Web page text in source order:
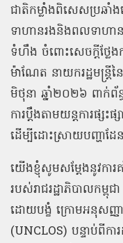
ជាតិកម្លាំងពិសេសប្រឆាំ
ទាហានរងនិងពលទាហ
ទំហឹង ចំពោះសេចក្តីថ្លែ
ម៉ាណែត នាយករដ្ឋមន្ត្រីន
មិថុនា ឆ្នាំ២០២៦ ពាក់ព័ន្
ការប្តឹងតាមយន្តការផ្ស
ដើម្បីដោះស្រាយបញ្ហាដ
យើងខ្ញុំសូមសម្តែងនូវក
របស់រាជរដ្ឋាភិបាលកម្ពុជ
ដោយបង្ខំ ក្រោមអនុសញ្ញ
(UNCLOS) បន្ទាប់ពីក